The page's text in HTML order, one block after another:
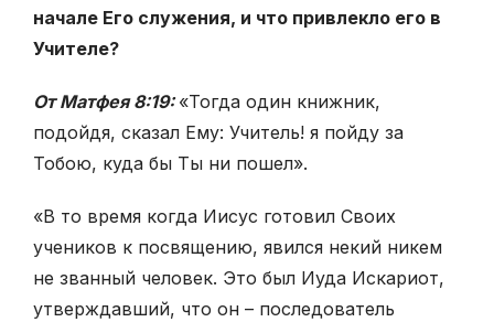
начале Его служения, и что привлекло его в
Учителе?
От Матфея 8:19:«Тогда один книжник,
подойдя, сказал Ему: Учитель! я пойду за
Тобою, куда бы Ты ни пошел».
«В то время когда Иисус готовил Своих
учеников к посвящению, явился некий никем
не званный человек. Это был Иуда Искариот,
утверждавший, что он – последователь